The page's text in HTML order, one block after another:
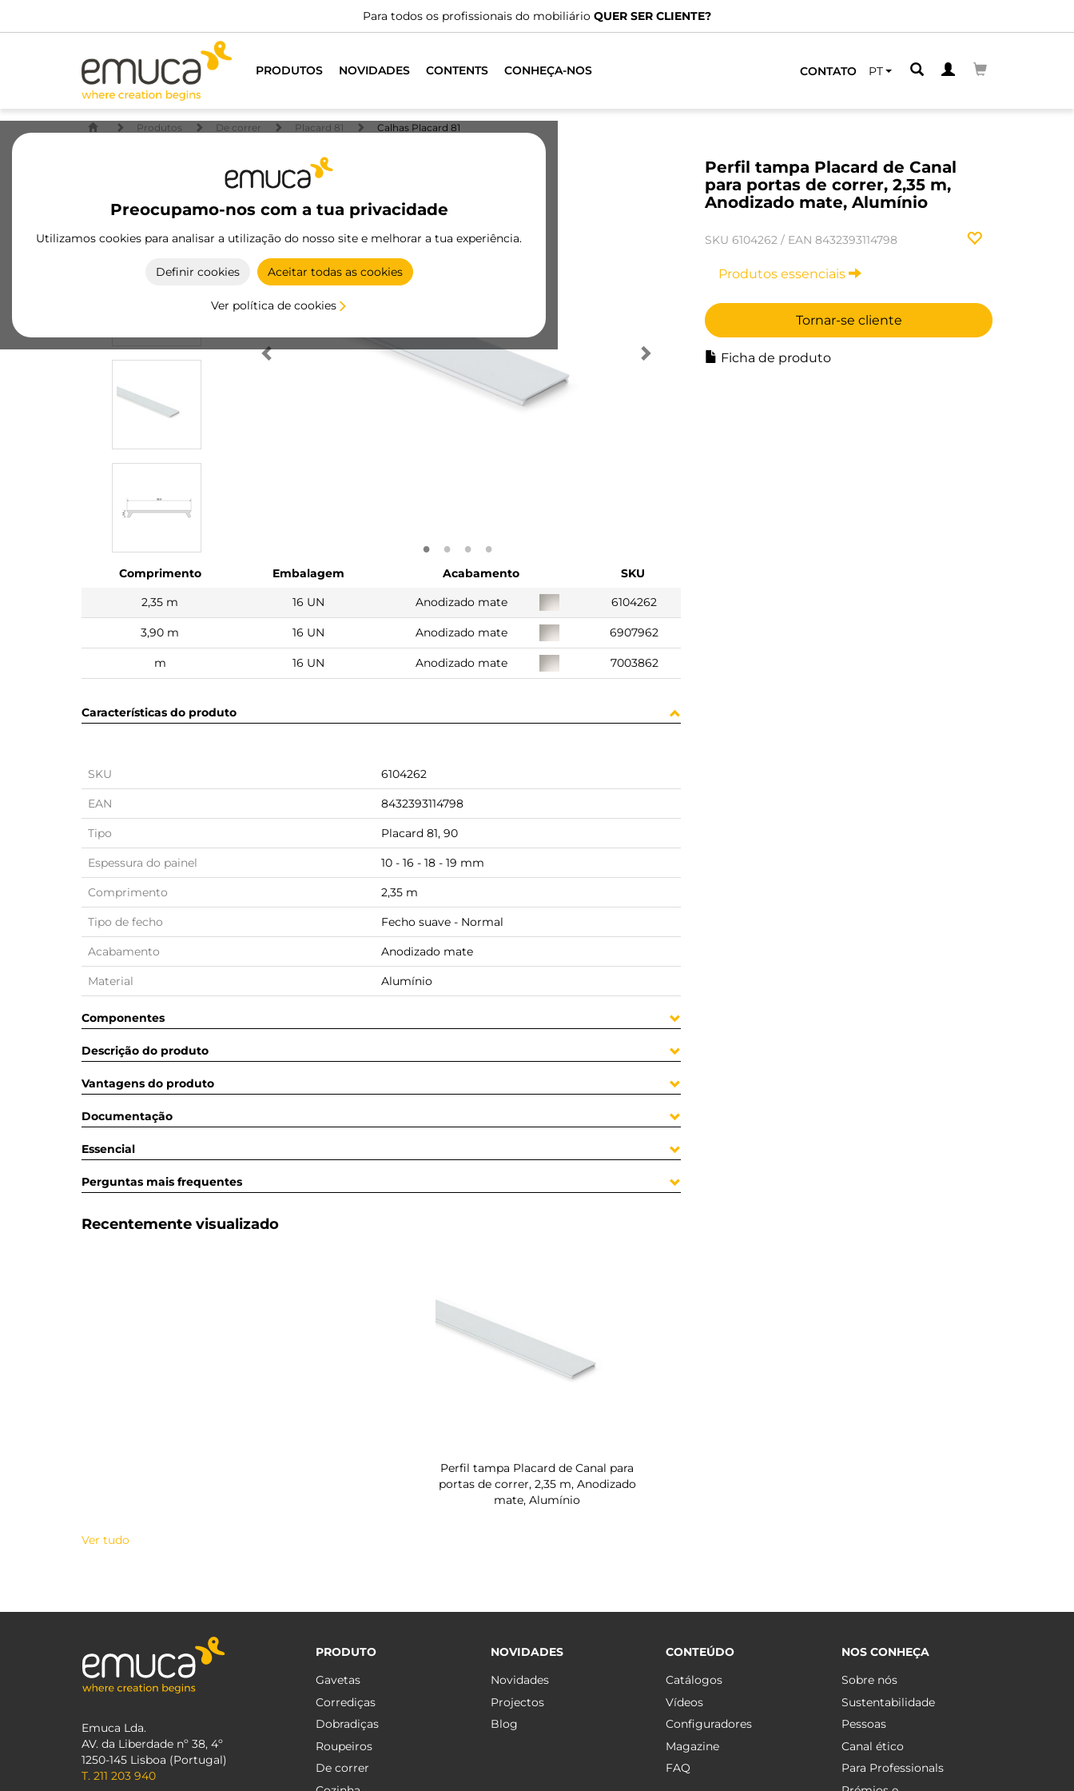
Para todos os profissionais do mobiliário QUER SER CLIENTE?
PRODUTOS NOVIDADES CONTENTS CONHEÇA-NOS CONTATO PT
Preocupamo-nos com a tua privacidade
Utilizamos cookies para analisar a utilização do nosso site e melhorar a tua experiência.
Definir cookies Aceitar todas as cookies
Ver política de cookies
Produtos De correr Placard 81 Calhas Placard 81
Perfil tampa Placard de Canal
para portas de correr, 2,35 m,
Anodizado mate, Alumínio
SKU 6104262 / EAN 8432393114798
Produtos essenciais
Tornar-se cliente
Ficha de produto
Comprimento Embalagem Acabamento
SKU
2,35 m
16 UN Anodizado mate 6104262
3,90 m 16 UN Anodizado mate 6907962
m 16 UN Anodizado mate 7003862
Características do produto
SKU 6104262
EAN 8432393114798
Tipo Placard 81, 90
Espessura do painel 10 - 16 - 18 - 19 mm
Comprimento 2,35 m
Tipo de fecho Fecho suave - Normal
Acabamento Anodizado mate
Material Alumínio
Componentes
Descrição do produto
Vantagens do produto
Documentação
Essencial
Perguntas mais frequentes
Recentemente visualizado
Perfil tampa Placard de Canal para
portas de correr, 2,35 m, Anodizado
mate, Alumínio
Ver tudo
Emuca Lda.
AV. da Liberdade nº 38, 4º
1250-145 Lisboa (Portugal)
T. 211 203 940
PRODUTO
Gavetas
Corrediças
Dobradiças
Roupeiros
De correr
NOVIDADES
Novidades
Projectos
Blog
CONTEÚDO
Catálogos
Vídeos
Configuradores
Magazine
FAQ
NOS CONHEÇA
Sobre nós
Sustentabilidade
Pessoas
Canal ético
Para Professionals